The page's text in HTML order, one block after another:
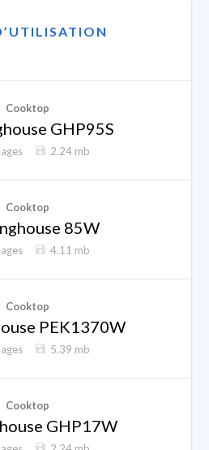
Cooktop
GHP95S
2.24 mb
Cooktop
85W
4.11 mb
Cooktop
PEK1370W
5.39 mb
Cooktop
GHP17W